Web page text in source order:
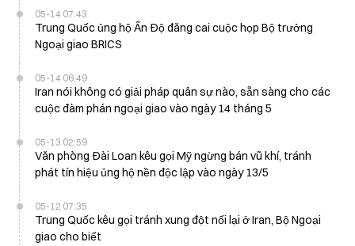
05-14 07:43
Trung Quốc ủng hộ Ấn Độ đăng cai cuộc họp Bộ trưởng
Ngoại giao BRICS
05-14 06:49
Iran nói không có giải pháp quân sự nào, sẵn sàng cho các
cuộc đàm phán ngoại giao vào ngày 14 tháng 5
05-13 02:59
Văn phòng Đài Loan kêu gọi Mỹ ngừng bán vũ khí, tránh
phát tín hiệu ủng hộ nền độc lập vào ngày 13/5
05-12 07:35
Trung Quốc kêu gọi tránh xung đột nối lại ở Iran, Bộ Ngoại
giao cho biết